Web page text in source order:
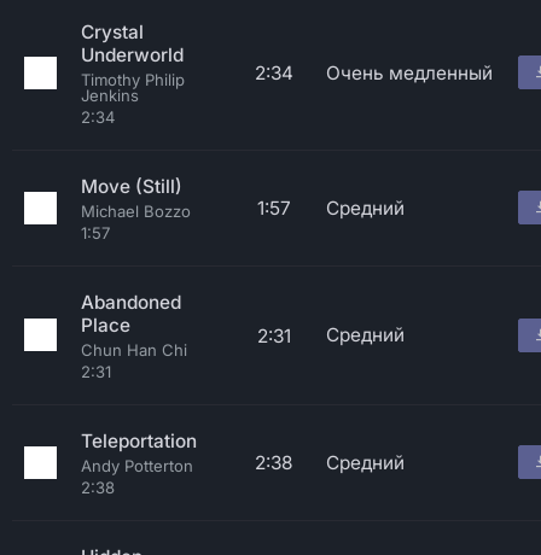
Crystal
Underworld
Timothy Philip
Jenkins
2:34
2:34 Очень медленный
Move (Still)
Michael Bozzo
1:57
1:57 Средний
Abandoned
Place
Chun Han Chi
2:31
2:31 Средний
Teleportation
Andy Potterton
2:38
2:38 Средний